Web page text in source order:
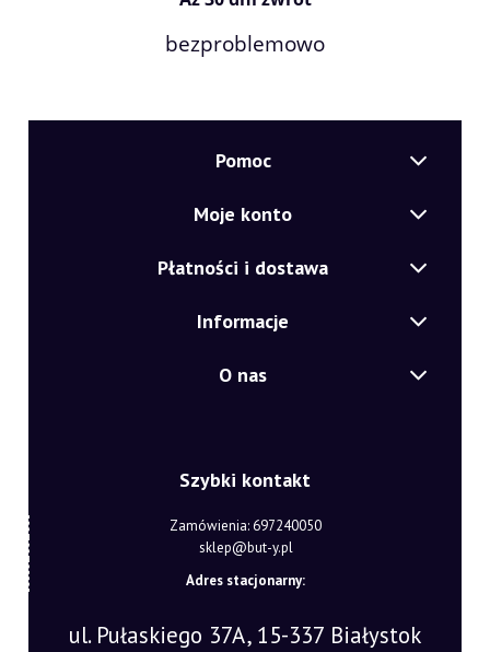
bezproblemowo
Pomoc
Moje konto
Płatności i dostawa
Informacje
O nas
Szybki kontakt
Zamówienia: 697240050
sklep@but-y.pl
Adres stacjonarny:
ul. Pułaskiego 37A, 15-337 Białystok